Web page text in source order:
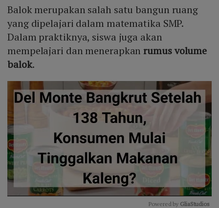
Balok merupakan salah satu bangun ruang
yang dipelajari dalam matematika SMP.
Dalam praktiknya, siswa juga akan
mempelajari dan menerapkan rumus volume
balok.
Powered by GliaStudios